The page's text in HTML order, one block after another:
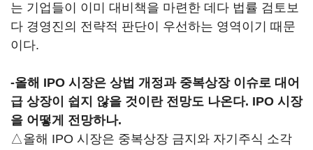
는 기업들이 이미 대비책을 마련한 데다 법률 검토보
다 경영진의 전략적 판단이 우선하는 영역이기 때문
이다.
-올해 IPO 시장은 상법 개정과 중복상장 이슈로 대어
급 상장이 쉽지 않을 것이란 전망도 나온다. IPO 시장
을 어떻게 전망하나.
△올해 IPO 시장은 중복상장 금지와 자기주식 소각